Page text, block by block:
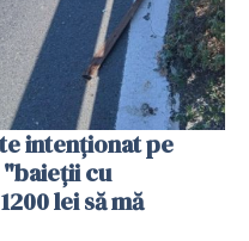
intenționat pe
"baieții cu
lei să mă